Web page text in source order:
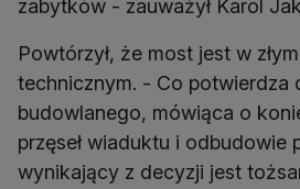
zabytków - zauważył Karol
Powtórzył, że most jest w
technicznym. - Co potwierdza
budowlanego, mówiąca o
przęseł wiaduktu i odbudowie
wynikający z decyzji jest